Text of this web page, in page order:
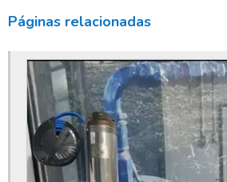
Bomba submersa para poço artesiano
Bomba submersa para poço profundo
Bomba submersa valor
Bomba submersível para poço
Páginas relacionadas